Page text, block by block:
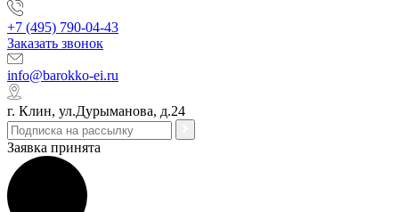
+7 (495) 790-04-43
Заказать звонок
info@barokko-ei.ru
г. Клин, ул.Дурыманова, д.24
Заявка принята